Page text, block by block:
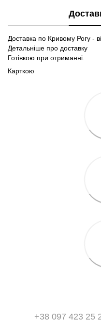
Доставка по Кривому Рогу -
Детальніше про доставку
Готівкою при отриманні.
Карткою
+38 097 423 25